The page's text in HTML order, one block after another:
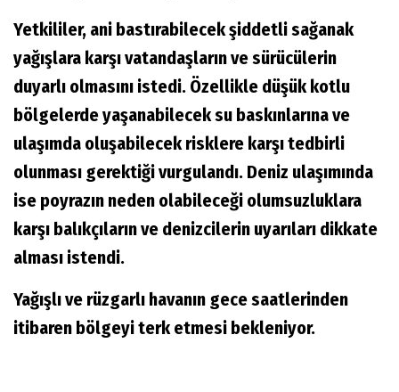
Yetkililer, ani bastırabilecek şiddetli sağanak
yağışlara karşı vatandaşların ve sürücülerin
duyarlı olmasını istedi. Özellikle düşük kotlu
bölgelerde yaşanabilecek su baskınlarına ve
ulaşımda oluşabilecek risklere karşı tedbirli
olunması gerektiği vurgulandı. Deniz ulaşımında
ise poyrazın neden olabileceği olumsuzluklara
karşı balıkçıların ve denizcilerin uyarıları dikkate
alması istendi.
Yağışlı ve rüzgarlı havanın gece saatlerinden
itibaren bölgeyi terk etmesi bekleniyor.